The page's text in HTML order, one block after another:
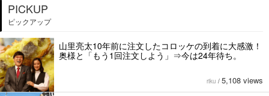
PICKUP
ピックアップ
山里亮太10年前に注文したコロッケの到着に大感激！
奥様と「もう1回注文しよう」⇒今は24年待ち。
riku / 5,108 views